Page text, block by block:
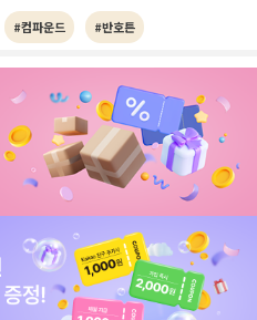
#컴파운드 #반호튼